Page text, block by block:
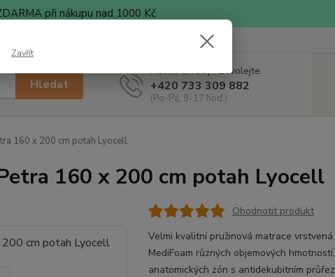
při nákupu nad 1000 Kč
Hledat
Nevíte si rady? Zavolejte.
+420 733 309 882
(Po-Pá, 9-17 hod.)
160 x 200 cm potah Lyocell
160 x 200 cm potah Lyocell
Ohodnotit produkt
Velmi kvalitní pružinová matrace
MediFoam různých objemových
anatomických zón s antidekubitním
Zavřít